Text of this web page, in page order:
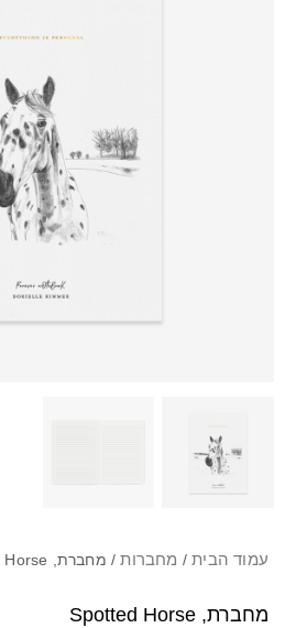
עמוד הבית/ מחברות/ מחברת, Spotted Horse
מחברת, Spotted Horse